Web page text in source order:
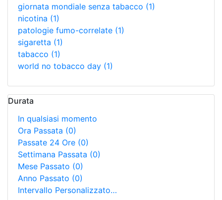
giornata mondiale senza tabacco (1)
nicotina (1)
patologie fumo-correlate (1)
sigaretta (1)
tabacco (1)
world no tobacco day (1)
Durata
In qualsiasi momento
Ora Passata (0)
Passate 24 Ore (0)
Settimana Passata (0)
Mese Passato (0)
Anno Passato (0)
Intervallo Personalizzato…